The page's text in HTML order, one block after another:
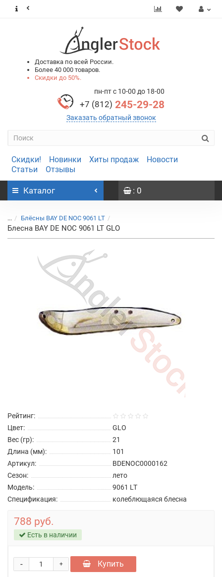
Доставка по всей России.
Более 40 000 товаров.
Скидки до 50%.
пн-пт с 10-00 до 18-00
+7 (812) 245-29-28
Заказать обратный звонок
Скидки! Новинки Хиты продаж
Новости
Статьи
Отзывы
Каталог : 0
... Блёсны BAY DE NOC 9061 LT
Блесна BAY DE NOC 9061 LT GLO
Рейтинг:
Цвет:
GLO
Вес (гр):
21
Длина (мм):
101
Артикул:
BDENOC0000162
Сезон:
лето
Модель:
9061 LT
Спецификация:
колеблющаяся блесна
788 руб.
Есть в наличии
+
- Купить